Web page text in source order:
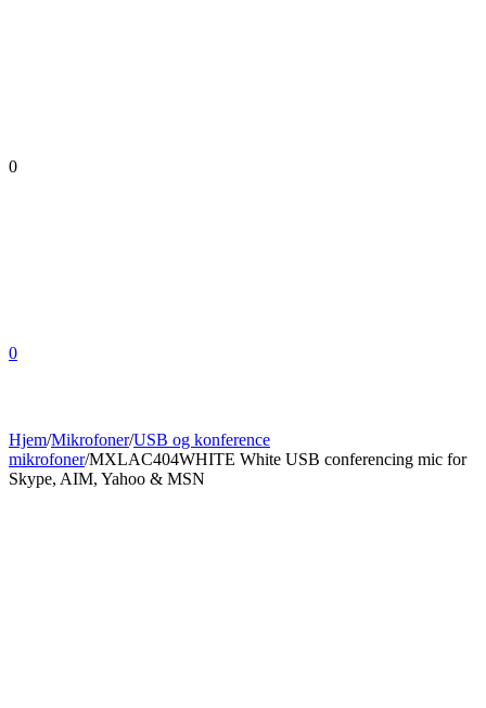
0
0
Hjem/Mikrofoner/USB og konference
mikrofoner/MXLAC404WHITE White USB conferencing mic for
Skype, AIM, Yahoo & MSN